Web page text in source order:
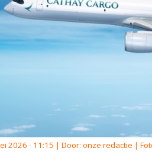
2026 - 11:15 | Door: onze redactie |